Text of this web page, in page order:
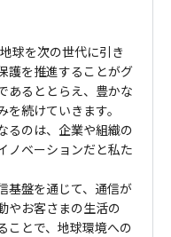
球を次の世代に引き
護を推進することがグ
あるととらえ、豊かな
続けていきます。
るのは、企業や組織の
ノベーションだと私た
基盤を通じて、通信が
やお客さまの生活の
ことで、地球環境への